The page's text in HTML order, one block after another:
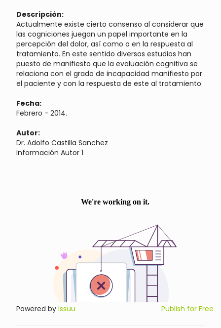
Descripción:
Actualmente existe cierto consenso al considerar que
las cogniciones juegan un papel importante en la
percepción del dolor, así como o en la respuesta al
tratamiento. En este sentido diversos estudios han
puesto de manifiesto que la evaluación cognitiva se
relaciona con el grado de incapacidad manifiesto por
el paciente y con la respuesta de este al tratamiento.
Fecha:
Febrero - 2014.
Autor:
Dr. Adolfo Castilla Sanchez
Información Autor 1
Powered by Issuu Publish for Free